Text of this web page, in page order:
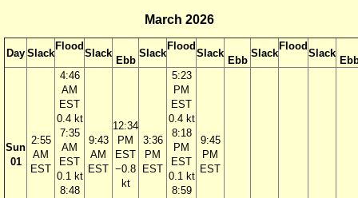
March 2026
Day Slack
Flood
Slack
Ebb
Slack
Flood
Slack
Ebb
Slack
Flood
Slack
Sun
01
2:55
AM
EST
4:46
AM
EST
0.4 kt
7:35
AM
EST
0.1 kt
8:48
9:43
AM
EST
12:34
PM
EST
−0.8
kt
3:36
PM
EST
5:23
PM
EST
0.4 kt
8:18
PM
EST
0.1 kt
8:59
9:45
PM
EST